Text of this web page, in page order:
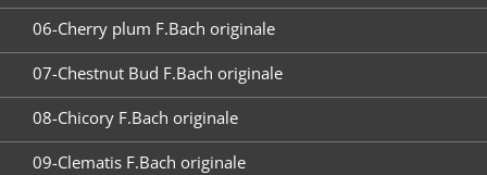
06-Cherry plum F.Bach originale
07-Chestnut Bud F.Bach originale
08-Chicory F.Bach originale
09-Clematis F.Bach originale